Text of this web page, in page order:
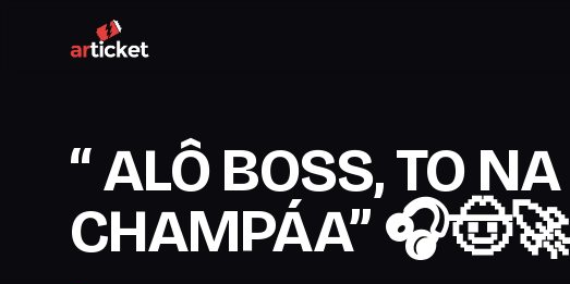
“ ALÔ BOSS, TO NA
CHAMPÁA” 🎧🤠🚀